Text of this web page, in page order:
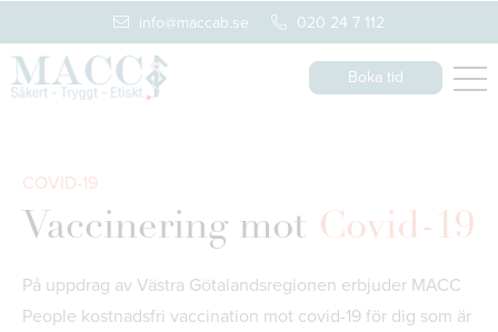
info@maccab.se 020 24 7 112
Boka tid
COVID-19
Vaccinering mot Covid-19
På uppdrag av Västra Götalandsregionen erbjuder MACC
People kostnadsfri vaccination mot covid-19 för dig som är